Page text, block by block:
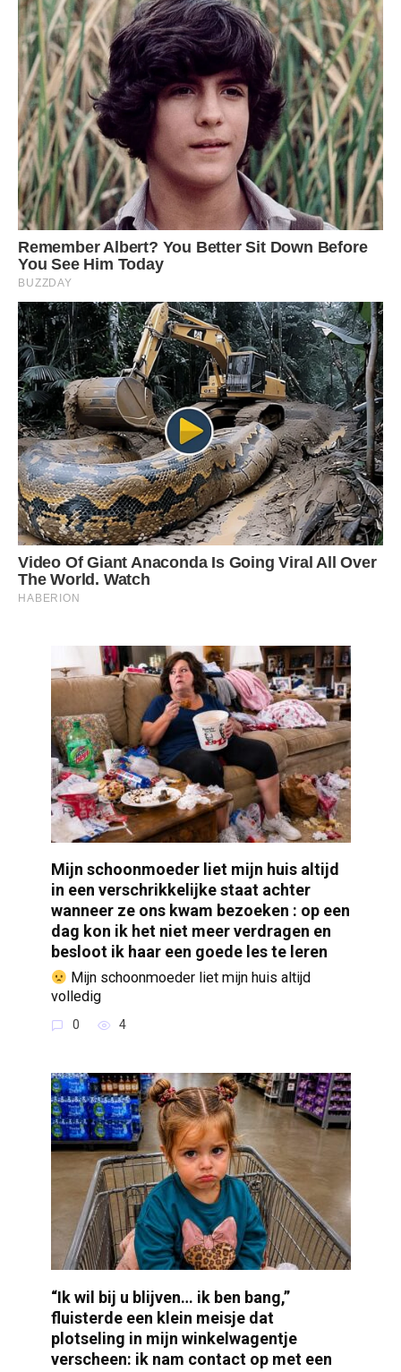
Mijn schoonmoeder liet mijn huis altijd
in een verschrikkelijke staat achter
wanneer ze ons kwam bezoeken : op een
dag kon ik het niet meer verdragen en
besloot ik haar een goede les te leren
Mijn schoonmoeder liet mijn huis altijd
volledig
0 4
“Ik wil bij u blijven… ik ben bang,”
fluisterde een klein meisje dat
plotseling in mijn winkelwagentje
verscheen: ik nam contact op met een